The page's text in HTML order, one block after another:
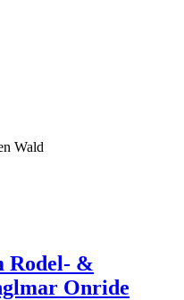
Wald
Rodel- &
Onride